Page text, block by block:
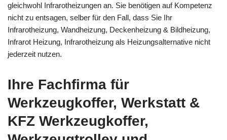
gleichwohl Infrarotheizungen an. Sie benötigen auf Kompetenz
nicht zu entsagen, selber für den Fall, dass Sie Ihr
Infrarotheizung, Wandheizung, Deckenheizung & Bildheizung,
Infrarot Heizung, Infrarotheizung als Heizungsalternative nicht
jederzeit nutzen.
Ihre Fachfirma für
Werkzeugkoffer, Werkstatt &
KFZ Werkzeugkoffer,